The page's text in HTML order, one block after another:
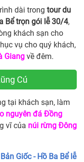
dài trong tour du
Bể trọn gói lễ 30/4,
khách sạn cho
vụ cho quý khách,
Giang về đêm.
Cú
tại khách sạn, làm
nguyên đá Đồng
vĩ của núi rừng Đông
Giốc - Hồ Ba Bể lễ